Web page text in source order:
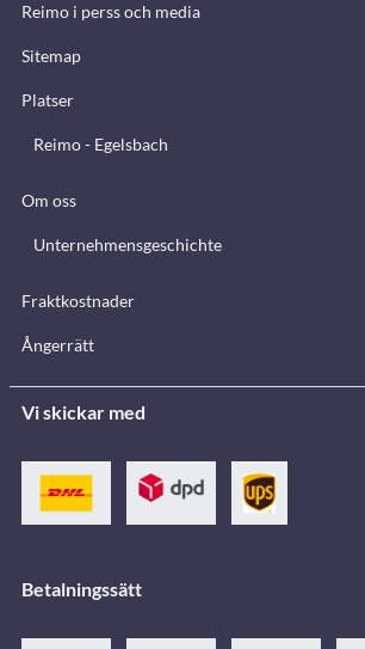
Reimo i perss och media
Sitemap
Platser
Reimo - Egelsbach
Om oss
Unternehmensgeschichte
Fraktkostnader
Ångerrätt
Vi skickar med
Betalningssätt